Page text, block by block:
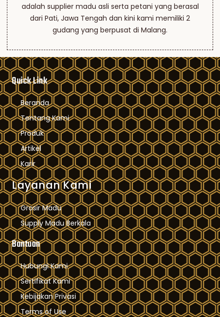
adalah supplier madu asli serta petani yang berasal
dari Pati, Jawa Tengah dan kini kami memiliki 2
gudang yang berpusat di Malang.
Quick Link
Beranda
Tentang Kami
Produk
Artikel
Karir
Layanan Kami
Grosir Madu
Supply Madu Berkala
Bantuan
Hubungi Kami
Sertifikat Kami
Kebijakan Privasi
Terms of Use